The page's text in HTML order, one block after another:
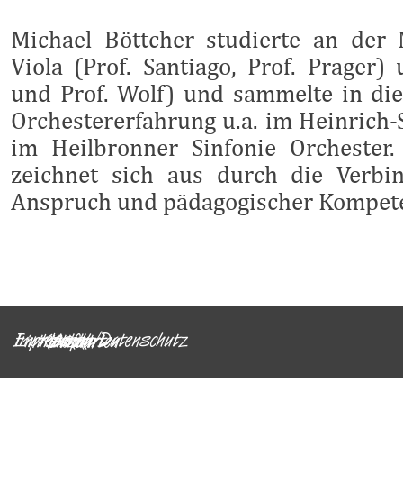
Michael Böttcher studierte an der
Viola (Prof. Santiago, Prof.
und Prof. Wolf) und sammelte in
Orchestererfahrung u.a. im
im Heilbronner Sinfonie
zeichnet sich aus durch die
Anspruch und pädagogischer
Impressum/Datenschutz
Anfahrt
Kontakt
Links
Eintrittskarten